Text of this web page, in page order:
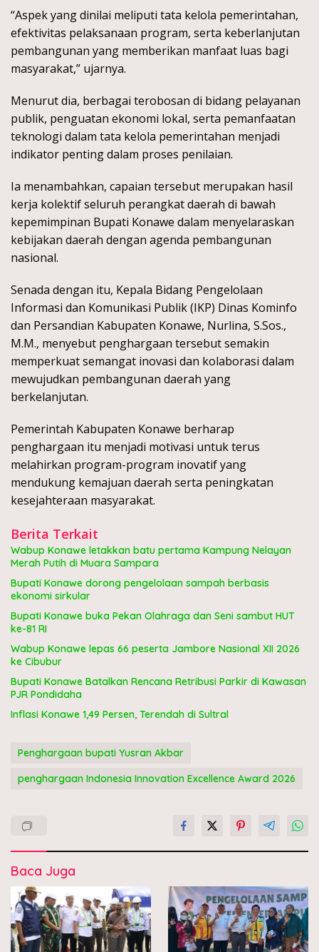
“Aspek yang dinilai meliputi tata kelola pemerintahan,
efektivitas pelaksanaan program, serta keberlanjutan
pembangunan yang memberikan manfaat luas bagi
masyarakat,” ujarnya.
Menurut dia, berbagai terobosan di bidang pelayanan
publik, penguatan ekonomi lokal, serta pemanfaatan
teknologi dalam tata kelola pemerintahan menjadi
indikator penting dalam proses penilaian.
Ia menambahkan, capaian tersebut merupakan hasil
kerja kolektif seluruh perangkat daerah di bawah
kepemimpinan Bupati Konawe dalam menyelaraskan
kebijakan daerah dengan agenda pembangunan
nasional.
Senada dengan itu, Kepala Bidang Pengelolaan
Informasi dan Komunikasi Publik (IKP) Dinas Kominfo
dan Persandian Kabupaten Konawe, Nurlina, S.Sos.,
M.M., menyebut penghargaan tersebut semakin
memperkuat semangat inovasi dan kolaborasi dalam
mewujudkan pembangunan daerah yang
berkelanjutan.
Pemerintah Kabupaten Konawe berharap
penghargaan itu menjadi motivasi untuk terus
melahirkan program-program inovatif yang
mendukung kemajuan daerah serta peningkatan
kesejahteraan masyarakat.
Berita Terkait
Wabup Konawe letakkan batu pertama Kampung Nelayan
Merah Putih di Muara Sampara
Bupati Konawe dorong pengelolaan sampah berbasis
ekonomi sirkular
Bupati Konawe buka Pekan Olahraga dan Seni sambut HUT
ke-81 RI
Wabup Konawe lepas 66 peserta Jambore Nasional XII 2026
ke Cibubur
Bupati Konawe Batalkan Rencana Retribusi Parkir di Kawasan
PJR Pondidaha
Inflasi Konawe 1,49 Persen, Terendah di Sultral
Penghargaan bupati Yusran Akbar
penghargaan Indonesia Innovation Excellence Award 2026
Baca Juga